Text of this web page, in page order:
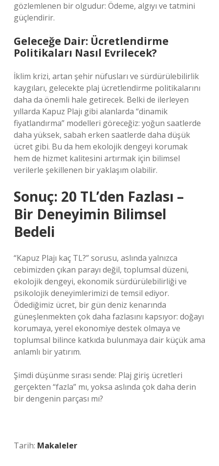
gözlemlenen bir olgudur: Ödeme, algıyı ve tatmini
güçlendirir.
Geleceğe Dair: Ücretlendirme
Politikaları Nasıl Evrilecek?
İklim krizi, artan şehir nüfusları ve sürdürülebilirlik
kaygıları, gelecekte plaj ücretlendirme politikalarını
daha da önemli hale getirecek. Belki de ilerleyen
yıllarda Kapuz Plajı gibi alanlarda “dinamik
fiyatlandırma” modelleri göreceğiz: yoğun saatlerde
daha yüksek, sabah erken saatlerde daha düşük
ücret gibi. Bu da hem ekolojik dengeyi korumak
hem de hizmet kalitesini artırmak için bilimsel
verilerle şekillenen bir yaklaşım olabilir.
Sonuç: 20 TL’den Fazlası –
Bir Deneyimin Bilimsel
Bedeli
“Kapuz Plajı kaç TL?” sorusu, aslında yalnızca
cebimizden çıkan parayı değil, toplumsal düzeni,
ekolojik dengeyi, ekonomik sürdürülebilirliği ve
psikolojik deneyimlerimizi de temsil ediyor.
Ödediğimiz ücret, bir gün deniz kenarında
güneşlenmekten çok daha fazlasını kapsıyor: doğayı
korumaya, yerel ekonomiye destek olmaya ve
toplumsal bilince katkıda bulunmaya dair küçük ama
anlamlı bir yatırım.
Şimdi düşünme sırası sende: Plaj giriş ücretleri
gerçekten “fazla” mı, yoksa aslında çok daha derin
bir dengenin parçası mı?
Tarih: Makaleler